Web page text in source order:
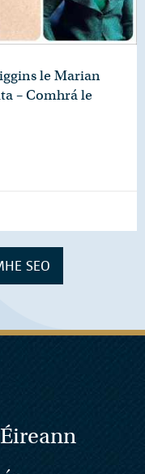
le Marian
– Comhrá le
SEO
Éireann